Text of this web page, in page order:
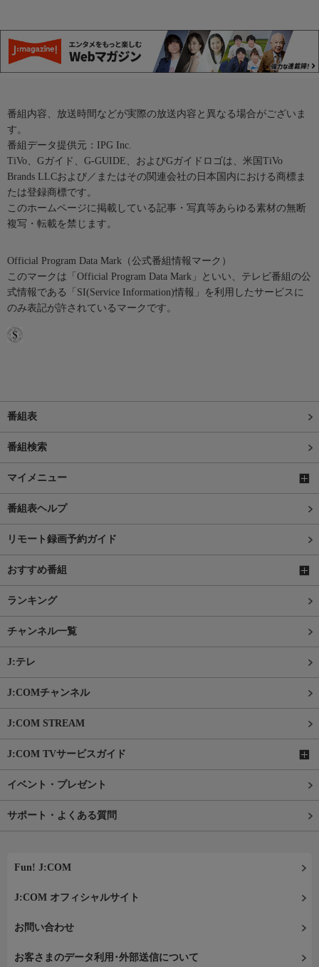
番組内容、放送時間などが実際の放送内容と異なる場合がございま
す。
番組データ提供元：IPG Inc.
TiVo、Gガイド、G-GUIDE、およびGガイドロゴは、米国TiVo
Brands LLCおよび／またはその関連会社の日本国内における商標ま
たは登録商標です。
このホームページに掲載している記事・写真等あらゆる素材の無断
複写・転載を禁じます。
Official Program Data Mark（公式番組情報マーク）
このマークは「Official Program Data Mark」といい、テレビ番組の公
式情報である「SI(Service Information)情報」を利用したサービスに
のみ表記が許されているマークです。
番組表
番組検索
マイメニュー
番組表ヘルプ
リモート録画予約ガイド
おすすめ番組
ランキング
チャンネル一覧
J:テレ
J:COMチャンネル
J:COM STREAM
J:COM TVサービスガイド
イベント・プレゼント
サポート・よくある質問
Fun! J:COM
J:COM オフィシャルサイト
お問い合わせ
お客さまのデータ利用･外部送信について